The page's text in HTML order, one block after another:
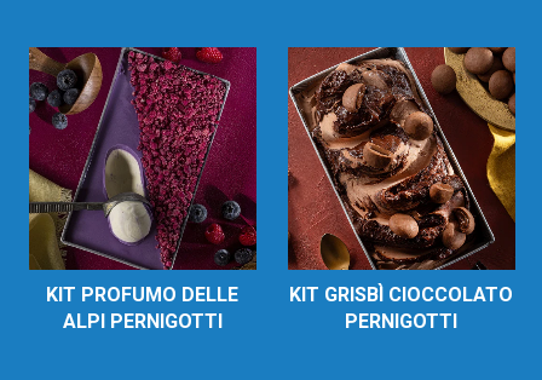
KIT PROFUMO DELLE
ALPI PERNIGOTTI
KIT GRISBÌ CIOCCOLATO
PERNIGOTTI